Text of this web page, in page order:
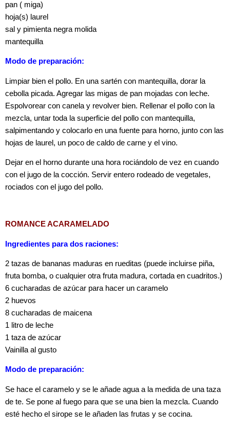
pan ( miga)
hoja(s) laurel
sal y pimienta negra molida
mantequilla
Modo de preparación:
Limpiar bien el pollo. En una sartén con mantequilla, dorar la
cebolla picada. Agregar las migas de pan mojadas con leche.
Espolvorear con canela y revolver bien. Rellenar el pollo con la
mezcla, untar toda la superficie del pollo con mantequilla,
salpimentando y colocarlo en una fuente para horno, junto con las
hojas de laurel, un poco de caldo de carne y el vino.
Dejar en el horno durante una hora rociándolo de vez en cuando
con el jugo de la cocción. Servir entero rodeado de vegetales,
rociados con el jugo del pollo.
ROMANCE ACARAMELADO
Ingredientes para dos raciones:
2 tazas de bananas maduras en rueditas (puede incluirse piña,
fruta bomba, o cualquier otra fruta madura, cortada en cuadritos.)
6 cucharadas de azúcar para hacer un caramelo
2 huevos
8 cucharadas de maicena
1 litro de leche
1 taza de azúcar
Vainilla al gusto
Modo de preparación:
Se hace el caramelo y se le añade agua a la medida de una taza
de te. Se pone al fuego para que se una bien la mezcla. Cuando
esté hecho el sirope se le añaden las frutas y se cocina.